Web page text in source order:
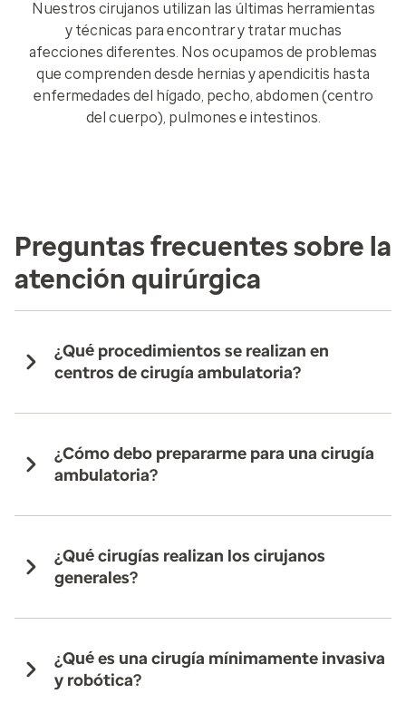
Nuestros cirujanos utilizan las últimas herramientas
y técnicas para encontrar y tratar muchas
afecciones diferentes. Nos ocupamos de problemas
que comprenden desde hernias y apendicitis hasta
enfermedades del hígado, pecho, abdomen (centro
del cuerpo), pulmones e intestinos.
Preguntas frecuentes sobre la
atención quirúrgica
¿Qué procedimientos se realizan en
centros de cirugía ambulatoria?
¿Cómo debo prepararme para una cirugía
ambulatoria?
¿Qué cirugías realizan los cirujanos
generales?
¿Qué es una cirugía mínimamente invasiva
y robótica?